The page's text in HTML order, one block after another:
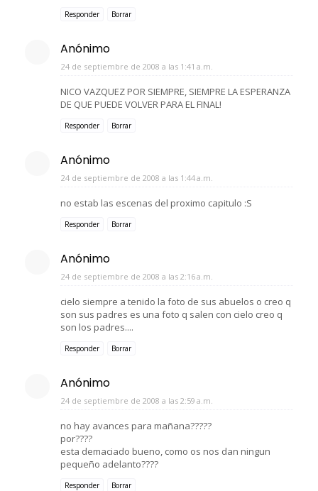
Responder Borrar
Anónimo
24 de septiembre de 2008 a las 1:41 a.m.
NICO VAZQUEZ POR SIEMPRE, SIEMPRE LA ESPERANZA
DE QUE PUEDE VOLVER PARA EL FINAL!
Responder Borrar
Anónimo
24 de septiembre de 2008 a las 1:44 a.m.
no estab las escenas del proximo capitulo :S
Responder Borrar
Anónimo
24 de septiembre de 2008 a las 2:16 a.m.
cielo siempre a tenido la foto de sus abuelos o creo q
son sus padres es una foto q salen con cielo creo q
son los padres....
Responder Borrar
Anónimo
24 de septiembre de 2008 a las 2:59 a.m.
no hay avances para mañana?????
por????
esta demaciado bueno, como os nos dan ningun
pequeño adelanto????
Responder Borrar